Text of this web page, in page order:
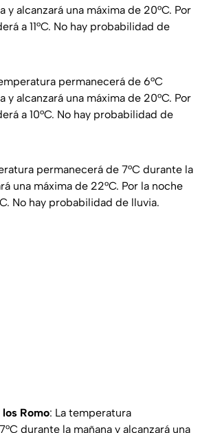
y alcanzará una máxima de 20°C. Por
a 11°C. No hay probabilidad de
permanecerá de 6°C
y alcanzará una máxima de 20°C. Por
a 10°C. No hay probabilidad de
permanecerá de 7°C durante la
una máxima de 22°C. Por la noche
No hay probabilidad de lluvia.
Romo: La temperatura
durante la mañana y alcanzará una